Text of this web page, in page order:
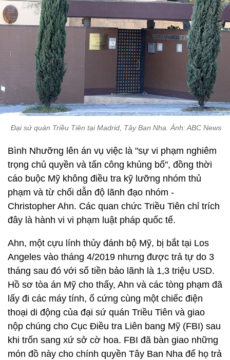
Đại sứ quán Triều Tiên tại Madrid, Tây Ban Nha. Ảnh: ABC News
Bình Nhưỡng lên án vụ việc là "sự vi phạm nghiêm
trọng chủ quyền và tấn công khủng bố", đồng thời
cáo buộc Mỹ không điều tra kỹ lưỡng nhóm thủ
phạm và từ chối dẫn độ lãnh đạo nhóm -
Christopher Ahn. Các quan chức Triều Tiên chỉ trích
đây là hành vi vi phạm luật pháp quốc tế.
Ahn, một cựu lính thủy đánh bộ Mỹ, bị bắt tại Los
Angeles vào tháng 4/2019 nhưng được trả tự do 3
tháng sau đó với số tiền bảo lãnh là 1,3 triệu USD.
Hồ sơ tòa án Mỹ cho thấy, Ahn và các tòng phạm đã
lấy đi các máy tính, ổ cứng cùng một chiếc điện
thoại di động của đại sứ quán Triều Tiên và giao
nộp chúng cho Cục Điều tra Liên bang Mỹ (FBI) sau
khi trốn sang xứ sở cờ hoa. FBI đã bàn giao những
món đồ này cho chính quyền Tây Ban Nha để họ trả